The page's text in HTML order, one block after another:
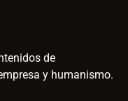
de
y humanismo.